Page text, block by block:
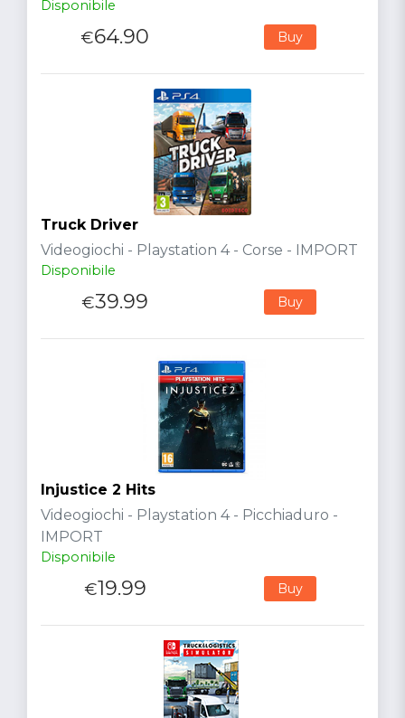
Disponibile
€64.90 Buy
Truck Driver
Videogiochi - Playstation 4 - Corse - IMPORT
Disponibile
€39.99 Buy
Injustice 2 Hits
Videogiochi - Playstation 4 - Picchiaduro -
IMPORT
Disponibile
€19.99 Buy